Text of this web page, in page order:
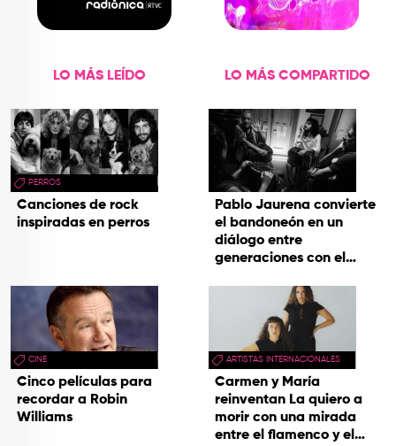
LO MÁS LEÍDO
PERROS
Canciones de rock
inspiradas en perros
CINE
Cinco películas para
recordar a Robin
Williams
LO MÁS COMPARTIDO
Pablo Jaurena convierte
el bandoneón en un
diálogo entre
generaciones con el
hecho cenizas
ARTISTAS INTERNACIONALES
Carmen y María
reinventan La quiero a
morir con una mirada
entre el flamenco y el